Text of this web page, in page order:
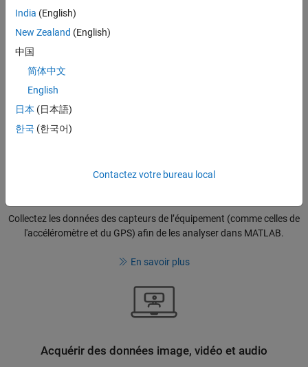
Connectez-vous à une session MATLAB
Collectez les données des capteurs de l’équipement (comme celles de
l'accéléromètre et du GPS) afin de les analyser dans MATLAB.
En savoir plus
Acquérir des données image, vidéo et audio
India (English)
New Zealand (English)
中国
简体中文
English
日本 (日本語)
한국 (한국어)
Contactez votre bureau local